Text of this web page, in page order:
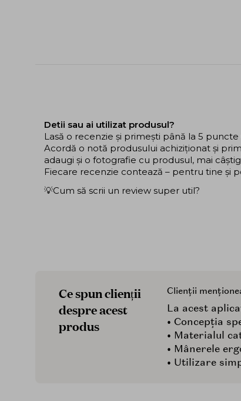
Detii sau ai utilizat produsul?
Lasă o recenzie și primești până la 5 puncte
Acordă o notă produsului achiziționat și
adaugi și o fotografie cu produsul, mai
Fiecare recenzie contează – pentru tine și
💡Cum să scrii un review super util?
Ce spun clienții
despre acest
produs
Clienții
La acest
• Concepția
• Materialul
• Mânerele
• Utilizare